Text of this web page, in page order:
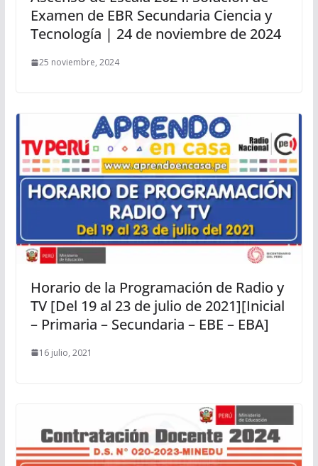
Examen de EBR Secundaria Ciencia y
Tecnología | 24 de noviembre de 2024
25 noviembre, 2024
Horario de la Programación de Radio y
TV [Del 19 al 23 de julio de 2021][Inicial
– Primaria – Secundaria – EBE – EBA]
16 julio, 2021